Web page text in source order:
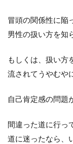
冒頭の関係性に陥
男性の扱い方を知
もしくは、扱い方
流されてうやむや
自己肯定感の問題
間違った道に行っ
道に迷ったなら、